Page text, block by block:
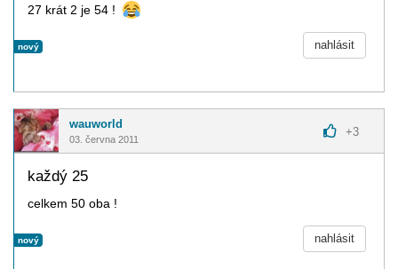
27 krát 2 je 54 !
nový nahlásit
wauworld
03. června 2011
+3
každý 25
celkem 50 oba !
nový nahlásit